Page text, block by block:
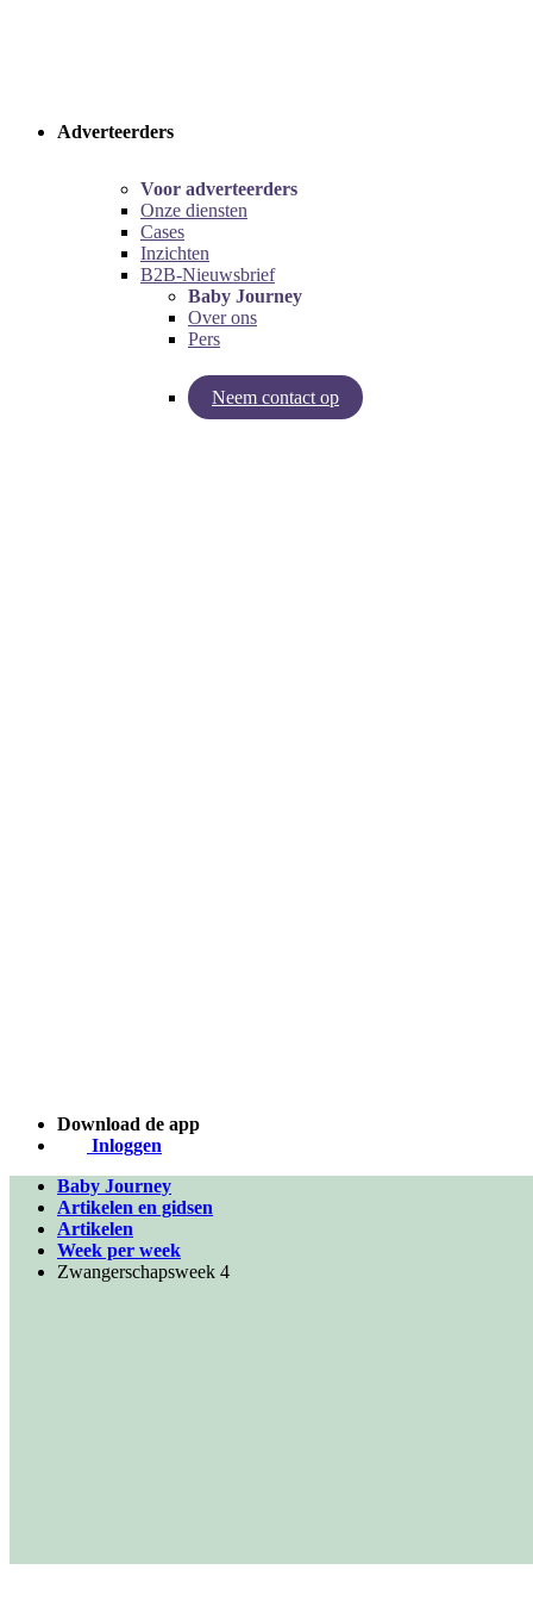
Adverteerders
Voor adverteerders
Onze diensten
Cases
Inzichten
B2B-Nieuwsbrief
Baby Journey
Over ons
Pers
Neem contact op
Download de app
Inloggen
Baby Journey
Artikelen en gidsen
Artikelen
Week per week
Zwangerschapsweek 4